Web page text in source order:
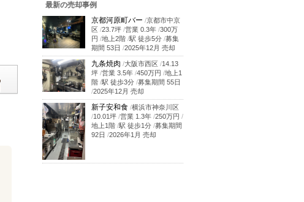
最新の売却事例
京都河原町バー /京都市中京
区 /23.7坪 /営業 0.3年 /300万
円 /地上2階 /駅 徒歩5分 /募集
期間 53日 /2025年12月 売却
九条焼肉 /大阪市西区 /14.13
坪 /営業 3.5年 /450万円 /地上1
階 /駅 徒歩3分 /募集期間 55日
/2025年12月 売却
新子安和食 /横浜市神奈川区
/10.01坪 /営業 1.3年 /250万円 /
地上1階 /駅 徒歩1分 /募集期間
92日 /2026年1月 売却